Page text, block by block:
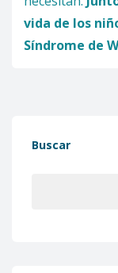
vida de los
Síndrome de
Buscar